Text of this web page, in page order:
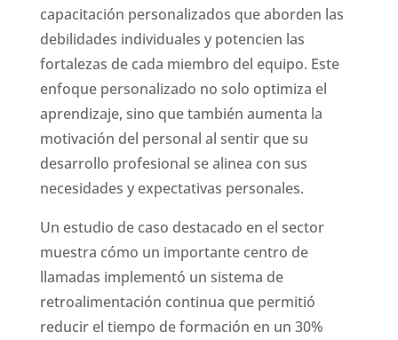
capacitación personalizados que aborden las
debilidades individuales y potencien las
fortalezas de cada miembro del equipo. Este
enfoque personalizado no solo optimiza el
aprendizaje, sino que también aumenta la
motivación del personal al sentir que su
desarrollo profesional se alinea con sus
necesidades y expectativas personales.
Un estudio de caso destacado en el sector
muestra cómo un importante centro de
llamadas implementó un sistema de
retroalimentación continua que permitió
reducir el tiempo de formación en un 30%